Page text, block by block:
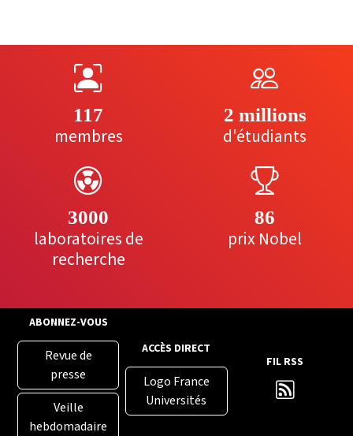
117
membres
2 millions
d'étudiants
3000
laboratoires de
recherche
86
prix Nobel
ABONNEZ-VOUS
Revue de
presse
Veille
hebdomadaire
ACCÈS DIRECT
Logo France
Universités
FIL RSS